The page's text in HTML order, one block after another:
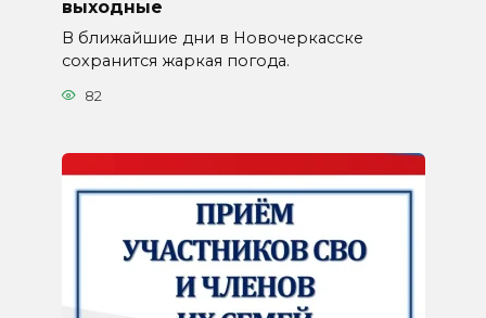
выходные
В ближайшие дни в Новочеркасске
сохранится жаркая погода.
82